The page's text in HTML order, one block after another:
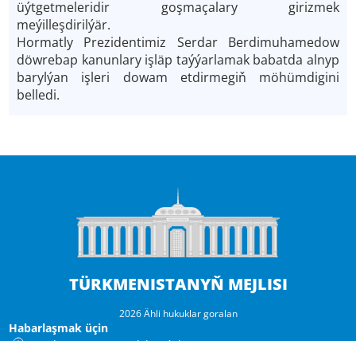
üýtgetmeleridir goşmaçalary girizmek
meýilleşdirilýär.
Hormatly Prezidentimiz Serdar Berdimuhamedow
döwrebap kanunlary işläp taýýarlamak babatda alnyp
barylýan işleri dowam etdirmegiň möhümdigini
belledi.
TÜRKMENISTANYŇ MEJLISI
2026 Ähli hukuklar goralan
Habarlaşmak üçin